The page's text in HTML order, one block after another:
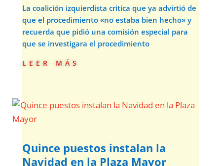
La coalición izquierdista critica que ya advirtió de
que el procedimiento «no estaba bien hecho» y
recuerda que pidió una comisión especial para
que se investigara el procedimiento
leer más
Quince puestos instalan la
Navidad en la Plaza Mayor